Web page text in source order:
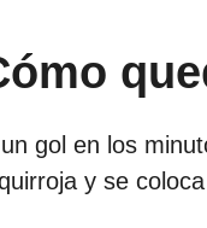
gol en los
y se